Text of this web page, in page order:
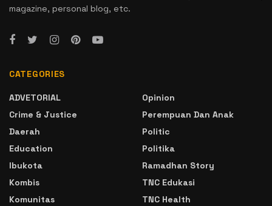
magazine, personal blog, etc.
CATEGORIES
ADVETORIAL
Crime & Justice
Daerah
Education
Ibukota
Kombis
Komunitas
Opinion
Perempuan Dan Anak
Politic
Politika
Ramadhan Story
TNC Edukasi
TNC Health